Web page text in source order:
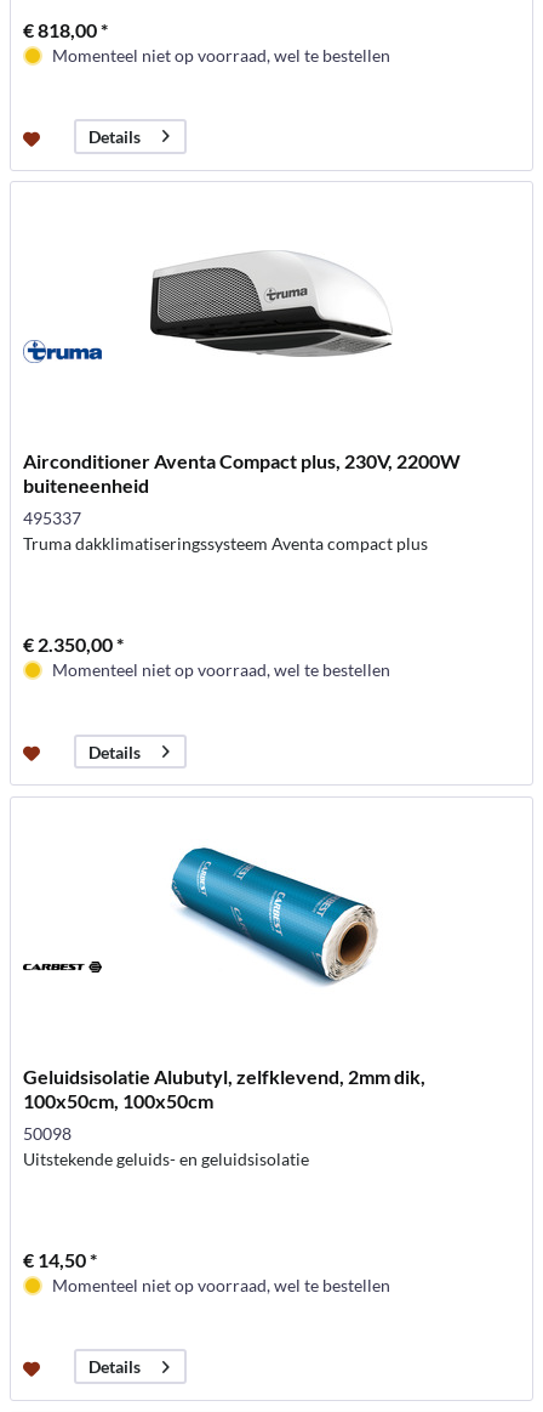
€ 818,00 *
Momenteel niet op voorraad, wel te bestellen
Details
Airconditioner Aventa Compact plus, 230V, 2200W
buiteneenheid
495337
Truma dakklimatiseringssysteem Aventa compact plus
€ 2.350,00 *
Momenteel niet op voorraad, wel te bestellen
Details
Geluidsisolatie Alubutyl, zelfklevend, 2mm dik,
100x50cm, 100x50cm
50098
Uitstekende geluids- en geluidsisolatie
€ 14,50 *
Momenteel niet op voorraad, wel te bestellen
Details